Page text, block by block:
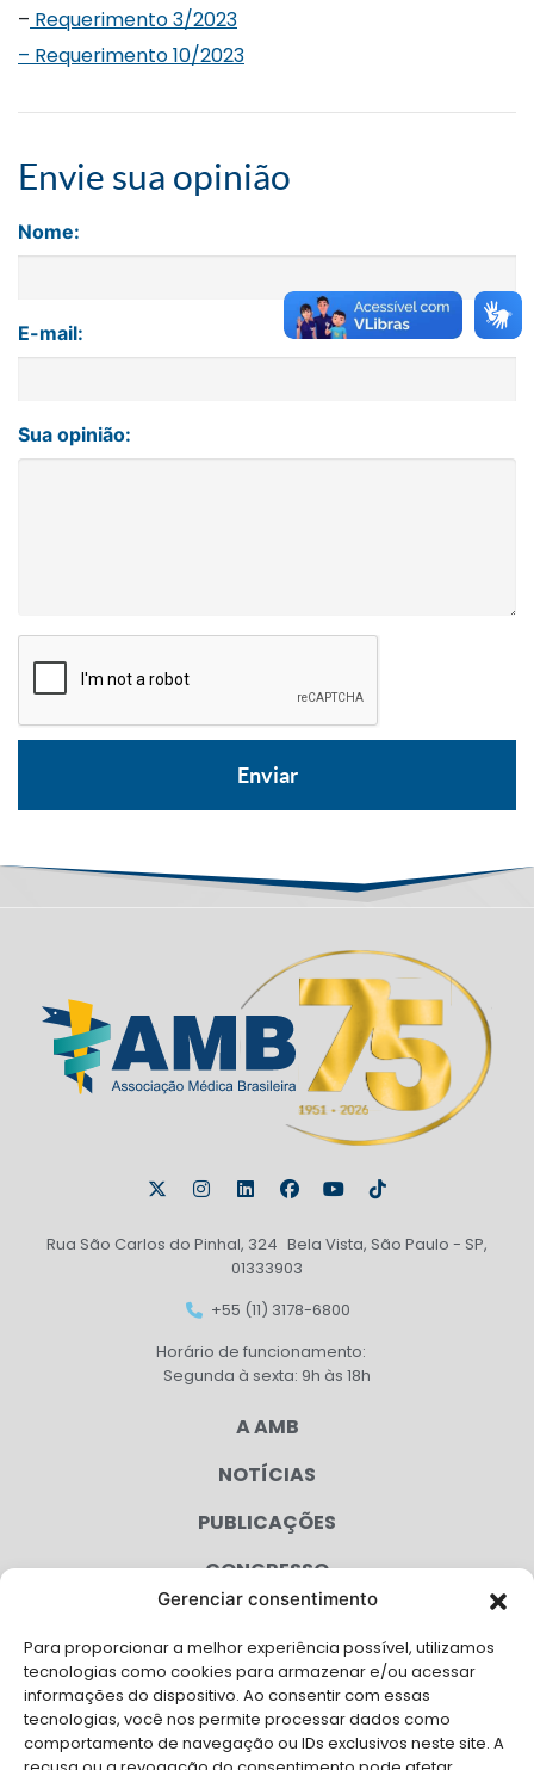
Gerenciar consentimento
Para proporcionar a melhor experiência possível, utilizamos
tecnologias como cookies para armazenar e/ou acessar
informações do dispositivo. Ao consentir com essas
tecnologias, você nos permite processar dados como
comportamento de navegação ou IDs exclusivos neste site. A
– Requerimento 3/2023
– Requerimento 10/2023
Envie sua opinião
Nome:
E-mail:
Sua opinião:
Rua São Carlos do Pinhal, 324 Bela Vista, São Paulo - SP,
01333903
+55 (11) 3178-6800
Horário de funcionamento:
Segunda à sexta: 9h às 18h
A AMB
NOTÍCIAS
PUBLICAÇÕES
CONGRESSO
CAMPANHAS
SERVIÇOS